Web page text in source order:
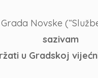
Novske
sazivam
u Gradskoj